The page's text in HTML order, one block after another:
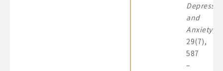
and
Anxiety,
29(7),
587
–